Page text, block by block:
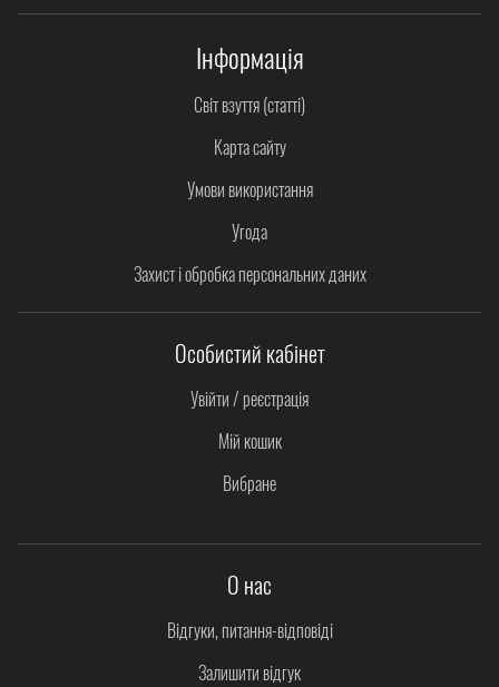
Інформація
Світ взуття (статті)
Карта сайту
Умови використання
Угода
Захист і обробка персональних даних
Особистий кабінет
Увійти / реєстрація
Мій кошик
Вибране
О нас
Відгуки, питання-відповіді
Залишити відгук